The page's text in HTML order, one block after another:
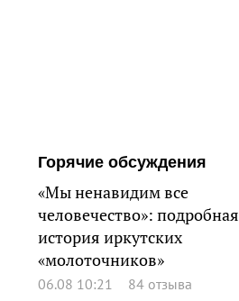
Горячие обсуждения
«Мы ненавидим все
человечество»: подробная
история иркутских
«молоточников»
06.08 10:21 84 отзыва